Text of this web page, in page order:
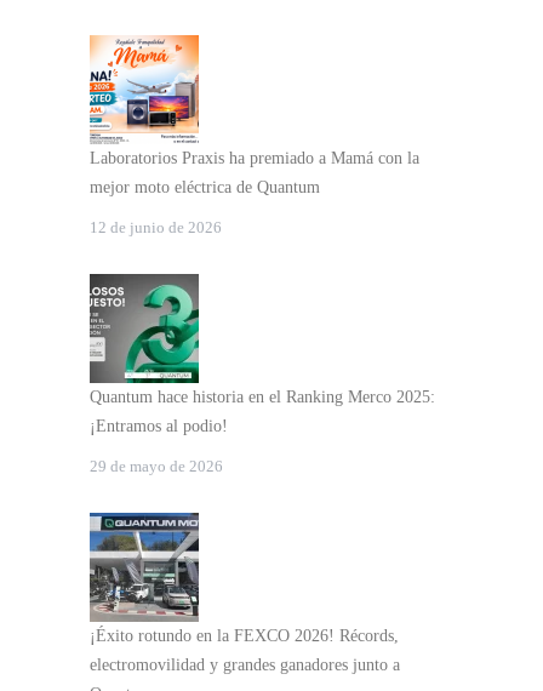
Laboratorios Praxis ha premiado a Mamá con la
mejor moto eléctrica de Quantum
12 de junio de 2026
Quantum hace historia en el Ranking Merco 2025:
¡Entramos al podio!
29 de mayo de 2026
¡Éxito rotundo en la FEXCO 2026! Récords,
electromovilidad y grandes ganadores junto a